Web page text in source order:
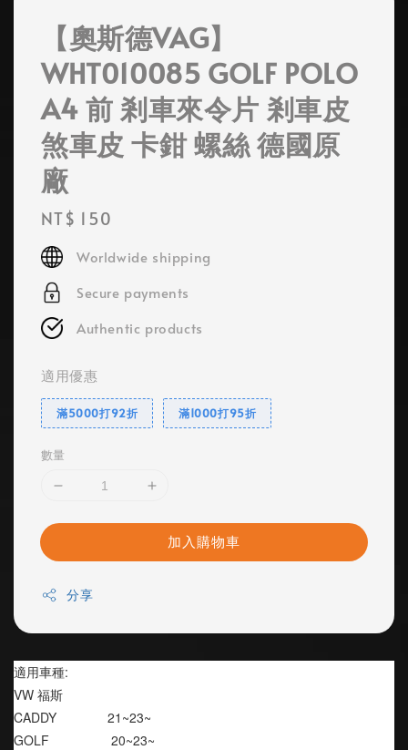
【奧斯德VAG】
WHT010085 GOLF POLO
A4 前 剎車來令片 剎車皮
煞車皮 卡鉗 螺絲 德國原
廠
Regular
price
NT$ 150
Worldwide shipping
Secure payments
Authentic products
適用優惠
滿5000打92折 滿1000打95折
數量
加入購物車
分享
適用車種:
VW 福斯
CADDY              21~23~
GOLF                 20~23~